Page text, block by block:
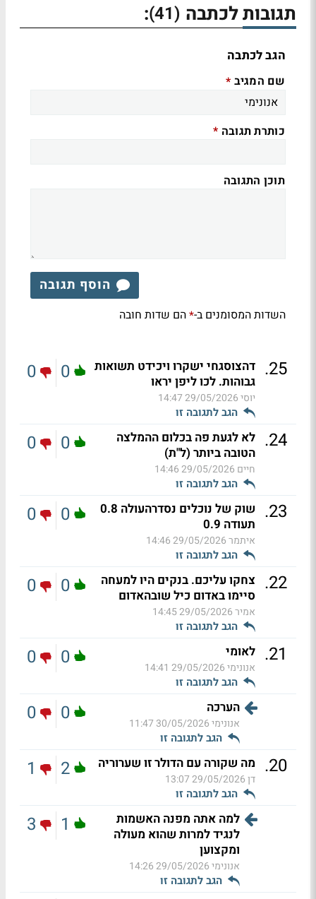
תגובות לכתבה (41)
:
הגב לכתבה
שם המגיב *
כותרת תגובה *
תוכן התגובה
הוסף תגובה
השדות המסומנים ב-*הם שדות חובה
25
. דהצוסגחי ישקרו ויכידט תשואות
גבוהות. לכו ליפן יראו
יוסי29/05/2026 14:47
הגב לתגובה זו
0
0
24
. לא לגעת פה בכלום ההמלצה
הטובה ביותר (ל"ת)
חיים 29/05/2026 14:46
הגב לתגובה זו
0
0
23
.
שוק של נוכלים נסדרהעולה 0.8
תעודה 0.9
איתמר29/05/2026 14:46
הגב לתגובה זו
0
0
22
. צחקו עליכם. בנקים היו למעחה
סיימו באדום כיל שובהאדום
אמיר29/05/2026 14:45
הגב לתגובה זו
0
0
21
. לאומי
אנונימי29/05/2026 14:41
הגב לתגובה זו
0
0
הערכה
אנונימי30/05/2026 11:47
הגב לתגובה זו
0
0
20
. מה שקורה עם הדולר זו שערוריה
דן29/05/2026 13:07
הגב לתגובה זו
2
1
למה אתה מפנה האשמות
לנגיד למרות שהוא מעולה
ומקצוען
אנונימי29/05/2026 14:26
הגב לתגובה זו
1
3